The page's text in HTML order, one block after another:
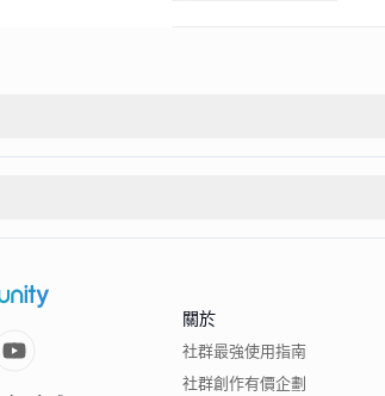
關於
社群最強使用指南
社群創作有價企劃